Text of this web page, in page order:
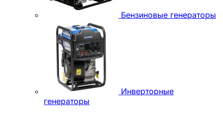
Бензиновые генераторы
Инверторные
генераторы